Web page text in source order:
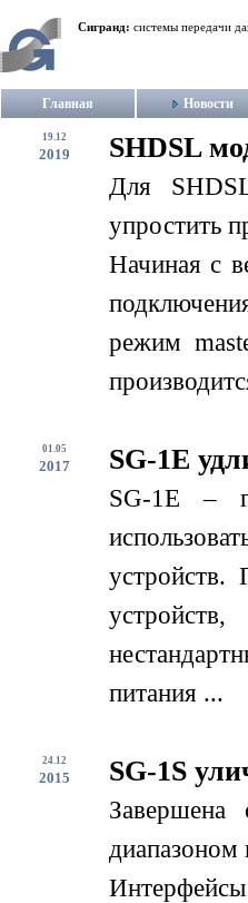
Сигранд: системы передачи
Главная Новости
19.12
2019 SHDSL
Для
упростить
Начиная с
режим
01.05
2017 SG-1E
SG-1E –
питания ...
24.12
2015 SG-1S
диапазоном